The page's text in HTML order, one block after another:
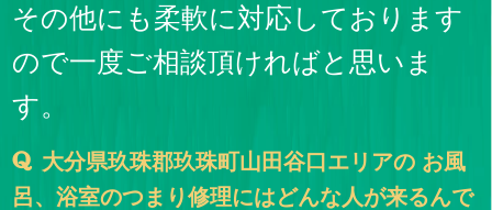
その他にも柔軟に対応しております
ので一度ご相談頂ければと思いま
す。
大分県玖珠郡玖珠町山田谷口エリアの お風
呂、浴室のつまり修理にはどんな人が来るんで